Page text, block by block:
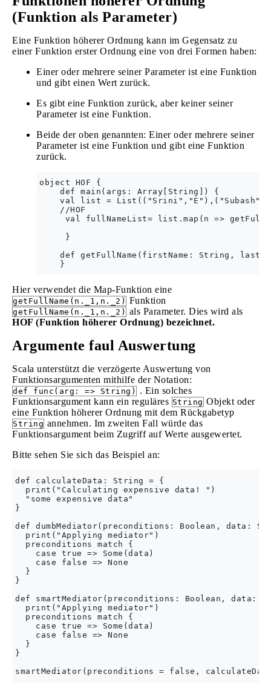
(Funktion als Parameter)
Eine Funktion höherer Ordnung kann im Gegensatz zu
einer Funktion erster Ordnung eine von drei Formen haben:
Einer oder mehrere seiner Parameter ist eine Funktion
und gibt einen Wert zurück.
Es gibt eine Funktion zurück, aber keiner seiner
Parameter ist eine Funktion.
Beide der oben genannten: Einer oder mehrere seiner
Parameter ist eine Funktion und gibt eine Funktion
zurück.
object HOF {
    def main(args: Array[String]) {
val list =
    //HOF
val fullNameList= list.map(n =>
     }
def getFullName(firstName: String,
Hier verwendet die Map-Funktion eine
getFullName(n._1,n._2) Funktion
getFullName(n._1,n._2) als Parameter. Dies wird als
HOF (Funktion höherer Ordnung) bezeichnet.
Argumente faul Auswertung
Scala unterstützt die verzögerte Auswertung von
Funktionsargumenten mithilfe der Notation:
def func(arg: => String)
. Ein solches
Funktionsargument kann ein reguläres String Objekt oder
eine Funktion höherer Ordnung mit dem Rückgabetyp
String annehmen. Im zweiten Fall würde das
Funktionsargument beim Zugriff auf Werte ausgewertet.
Bitte sehen Sie sich das Beispiel an:
def calculateData: String = {
  print("Calculating expensive data! ")
  "some expensive data"
}
def dumbMediator(preconditions: Boolean, data:
  print("Applying mediator")
  preconditions match {
    case true => Some(data)
    case false => None
  }
}
def smartMediator(preconditions: Boolean, data:
  print("Applying mediator")
  preconditions match {
    case true => Some(data)
    case false => None
  }
}
smartMediator(preconditions = false,